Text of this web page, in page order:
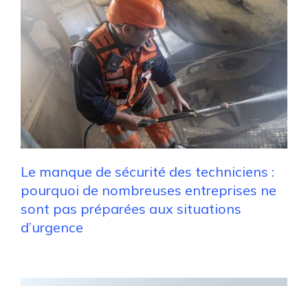
Le manque de sécurité des techniciens :
pourquoi de nombreuses entreprises ne
sont pas préparées aux situations
d’urgence